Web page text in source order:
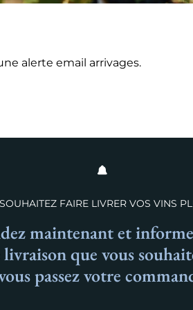
alerte email arrivages.
FAIRE LIVRER VOS VINS
maintenant et
que vous
passez votre